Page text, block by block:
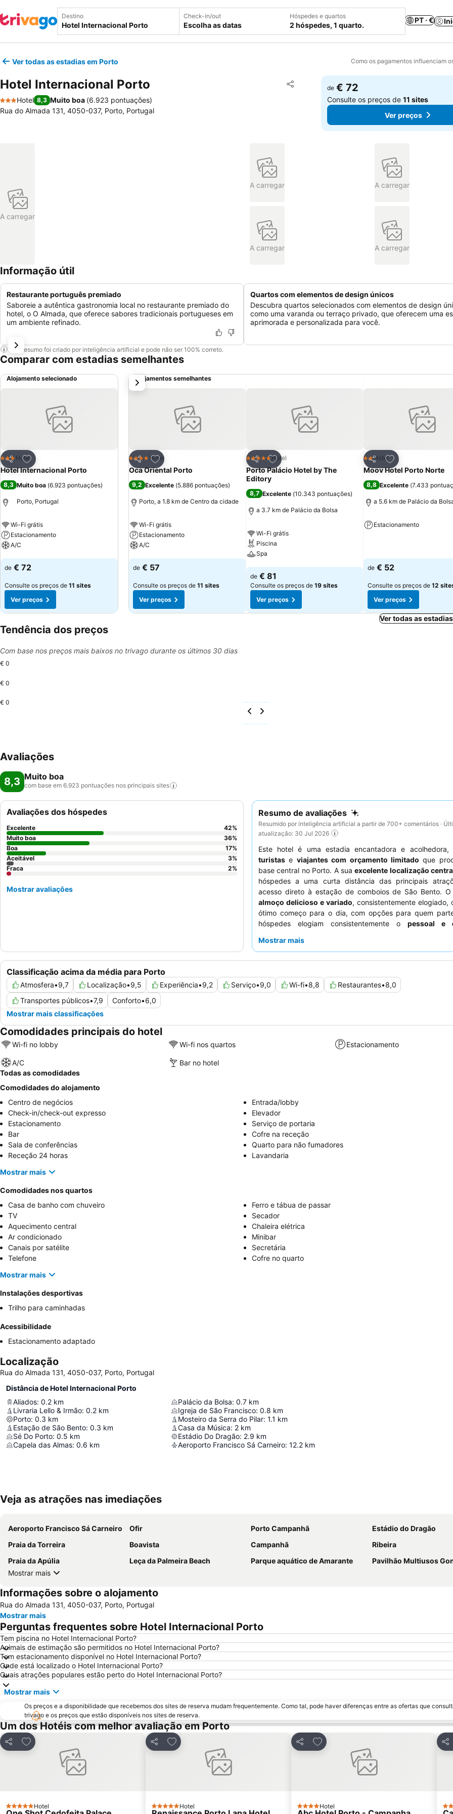
Destino Check-in/out
Escolha as datas
Hóspedes e quartos
2 hóspedes, 1 quarto.
PT · €
Ver todas as estadias em Porto Como os pagamentos influenciam
Hotel Internacional Porto Partilhar
Adicionar aos favoritos
3 Estrelas
Hotel 8,3 Muito boa (6.923 pontuações)
Rua do Almada 131, 4050-037, Porto, Portugal
de € 72
Consulte os preços de11 sites
Ver preços
A carregar
A carregar A carregar
A carregar A carregar
Informação útil
Restaurante português premiado
Saboreie a autêntica gastronomia local no restaurante premiado do
hotel, o O Almada, que oferece sabores tradicionais portugueses em
um ambiente refinado.
Quartos com elementos de design únicos
Descubra quartos selecionados com elementos de design
como uma varanda ou terraço privado, que oferecem uma
aprimorada e personalizada para você.
Este resumo foi criado por inteligência artificial e pode não ser 100% correto.
Comparar com estadias semelhantes
Alojamento selecionado
Partilhar
Adicionar aos favoritos
3 Estrelas
Hotel
Hotel Internacional Porto
8,3 Muito boa (6.923 pontuações)
Porto, Portugal
Wi-Fi grátis
Estacionamento
A/C
Ver preços
de € 72
Consulte os preços de 11 sites
Ver preços
Alojamentos semelhantes
Partilhar
Adicionar aos favoritos
4 EstrelasHotel
Oca Oriental Porto
9,2 Excelente (5.886 pontuações)
Porto, a 1.8 km de Centro da cidade
Wi-Fi grátis
Estacionamento
A/C
Ver preços
de € 57
Consulte os preços de 11 sites
Ver preços
Partilhar
Adicionar aos favoritos
5 EstrelasHotel
Porto Palácio Hotel by The
Editory
8,7 Excelente (10.343 pontuações)
a 3.7 km de Palácio da Bolsa
Wi-Fi grátis
Piscina
Spa
Ver preços
de € 81
Consulte os preços de 19 sites
Ver preços
Partilhar
Adicionar aos
2 Estrelas
Hotel
Moov Hotel Porto Norte
8,8 Excelente (7.433
a 5.6 km de Palácio da
Estacionamento
de € 52
Consulte os preços de 12
Ver preços
próximo
Ver todas as
Tendência dos preços
Com base nos preços mais baixos no trivago durante os últimos 30 dias
€ 0
€ 0
€ 0
Avaliações
8,3 Muito boa
com base em 6.923 pontuações nos principais sites
Resumo de avaliações
Resumido por inteligência artificial a partir de 700+ comentários ·
atualização: 30 Jul 2026
Este hotel é uma estadia encantadora e acolhedora,
turistas e viajantes com orçamento limitado que
base central no Porto. A suaexcelente localização
hóspedes a uma curta distância das principais
acesso direto à estação de comboios de São Bento. O
almoço delicioso e variado, consistentemente elogiado,
ótimo começo para o dia, com opções para quem
hóspedes elogiam consistentemente o pessoal e
experiência mais tranquila, considere pedir um quarto
Mostrar mais
Classificação acima da média para Porto
Atmosfera•9,7 Localização•9,5 Experiência•9,2 Serviço•9,0 Wi-fi•8,8 Restaurantes•8,0
Transportes públicos•7,9 Conforto•6,0
Mostrar mais classificações
Avaliações dos hóspedes
Excelente 42%
Muito boa
36%
Boa
17%
Aceitável
3%
Fraca
2%
Mostrar avaliações
Comodidades principais do hotel
Wi-fi no lobby Wi-fi nos quartos Estacionamento
A/C
Bar no hotel
Todas as comodidades
Comodidades do alojamento
Centro de negócios
Entrada/lobby
Check-in/check-out expresso
Elevador
Estacionamento
Serviço de portaria
Bar
Cofre na receção
Sala de conferências
Quarto para não fumadores
Receção 24 horas
Lavandaria
Mostrar mais
Comodidades nos quartos
Casa de banho com chuveiro
Ferro e tábua de passar
TV
Secador
Aquecimento central
Chaleira elétrica
Ar condicionado
Minibar
Canais por satélite
Secretária
Telefone
Cofre no quarto
Mostrar mais
Instalações desportivas
Trilho para caminhadas
Acessibilidade
Estacionamento adaptado
Localização
Rua do Almada 131, 4050-037, Porto, Portugal
Distância de Hotel Internacional Porto
Aliados: 0.2 km
Livraria Lello & Irmão: 0.2 km
Porto: 0.3 km
Estação de São Bento: 0.3 km
Sé Do Porto: 0.5 km
Capela das Almas: 0.6 km
Palácio da Bolsa: 0.7 km
Igreja de São Francisco: 0.8 km
Mosteiro da Serra do Pilar: 1.1 km
Casa da Música: 2 km
Estádio Do Dragão: 2.9 km
Aeroporto Francisco Sá Carneiro: 12.2 km
Veja as atrações nas imediações
Aeroporto Francisco Sá Carneiro Ofir Porto Campanhã
Estádio do Dragão
Praia da Torreira
Boavista Campanhã
Ribeira
Praia da Apúlia
Leça da Palmeira Beach Parque aquático de Amarante
Pavilhão Multiusos
Mostrar mais
Informações sobre o alojamento
Rua do Almada 131, 4050-037, Porto, Portugal
Mostrar mais
Perguntas frequentes sobre Hotel Internacional Porto
Tem piscina no Hotel Internacional Porto?
Animais de estimação são permitidos no Hotel Internacional Porto?
Tem estacionamento disponível no Hotel Internacional Porto?
Onde está localizado o Hotel Internacional Porto?
Quais atrações populares estão perto do Hotel Internacional Porto?
Mostrar mais
Os preços e a disponibilidade que recebemos dos sites de reserva mudam frequentemente. Como tal, pode haver diferenças entre as ofertas que
trivago e os preços que estão disponíveis nos sites de reserva.
Um dos Hotéis com melhor avaliação em Porto
Partilhar
Adicionar aos favoritos
5 EstrelasHotel
Partilhar
Adicionar aos favoritos
5 EstrelasHotel
Partilhar
Adicionar aos favoritos
4 Estrelas
Hotel 4